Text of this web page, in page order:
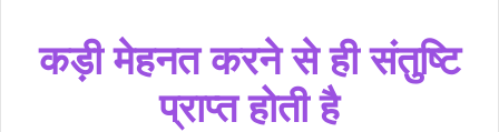
कड़ी मेहनत करने से ही संतुष्टि
प्राप्त होती है